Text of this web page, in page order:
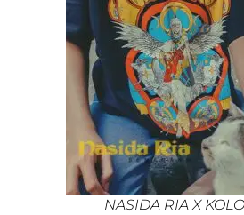
NASIDA RIA X